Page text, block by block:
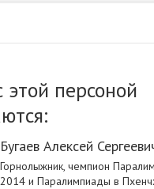
этой персоной
Бугаев Алексей
Горнолыжник, чемпион
2014 и Паралимпиады в